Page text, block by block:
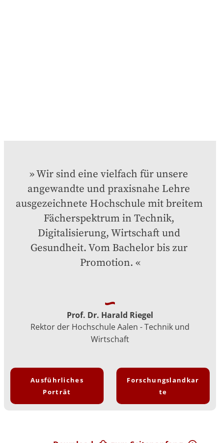
Wir sind eine vielfach für unsere
angewandte und praxisnahe Lehre
ausgezeichnete Hochschule mit breitem
Fächerspektrum in Technik,
Digitalisierung, Wirtschaft und
Gesundheit. Vom Bachelor bis zur
Promotion.
Prof. Dr. Harald Riegel
Rektor der Hochschule Aalen - Technik und
Wirtschaft
Ausführliches
Porträt
Forschungslandkar
te